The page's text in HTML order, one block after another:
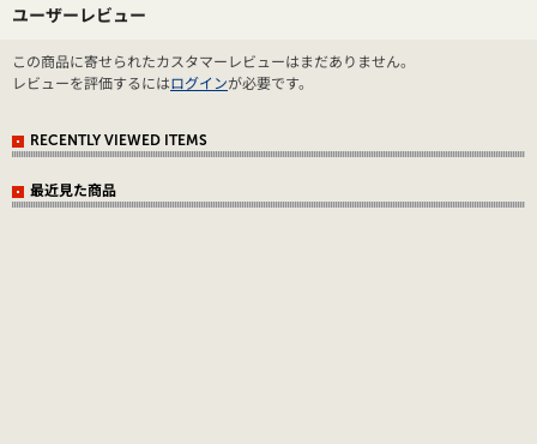
ユーザーレビュー
この商品に寄せられたカスタマーレビューはまだありません。
レビューを評価するにはログインが必要です。
RECENTLY VIEWED ITEMS
最近見た商品